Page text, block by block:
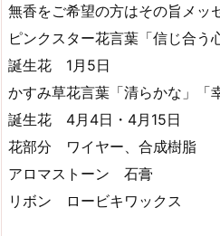
無香をご希望の方はその旨メッ
ピンクスター花言葉「信じ合う
誕生花 1月5日
かすみ草花言葉「清らかな」「
誕生花 4月4日・4月15日
花部分 ワイヤー、合成樹脂
アロマストーン 石膏
リボン ロービキワックス